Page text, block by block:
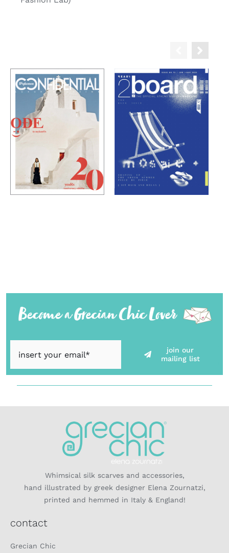
join our
mailing list
Whimsical silk scarves and accessories,
hand illustrated by greek designer Elena Zournatzi,
printed and hemmed in Italy & England!
contact
Grecian Chic